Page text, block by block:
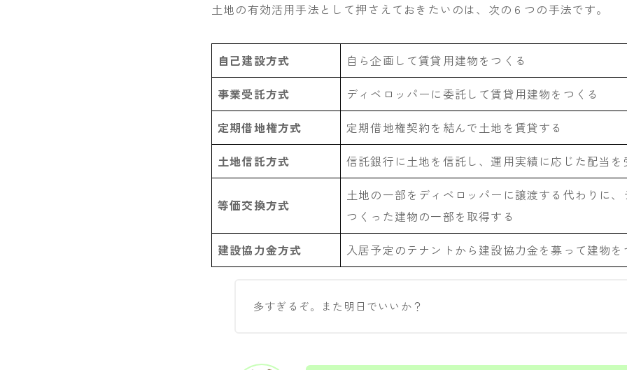
土地の有効活用手法として押さえておきたいのは、次の６つの手法です。
自己建設方式
自ら企画して賃貸用建物をつくる
事業受託方式
ディベロッパーに委託して賃貸用建物をつくる
定期借地権方式
定期借地権契約を結んで土地を賃貸する
土地信託方式
信託銀行に土地を信託し、運用実績に応じた配当を
等価交換方式
土地の一部をディベロッパーに譲渡する代わりに
つくった建物の一部を取得する
建設協力金方式
入居予定のテナントから建設協力金を募って建物を
多すぎるぞ。また明日でいいか？